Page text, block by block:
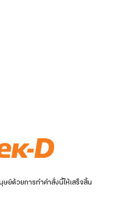
ย์ด้วยการทำคำสั่งนี้ให้เสร็จสิ้น